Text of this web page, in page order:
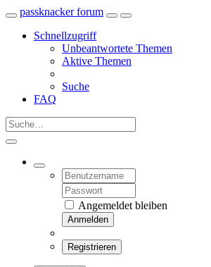
passknacker forum
Schnellzugriff
Unbeantwortete Themen
Aktive Themen
Suche
FAQ
Angemeldet bleiben
Anmelden
Registrieren